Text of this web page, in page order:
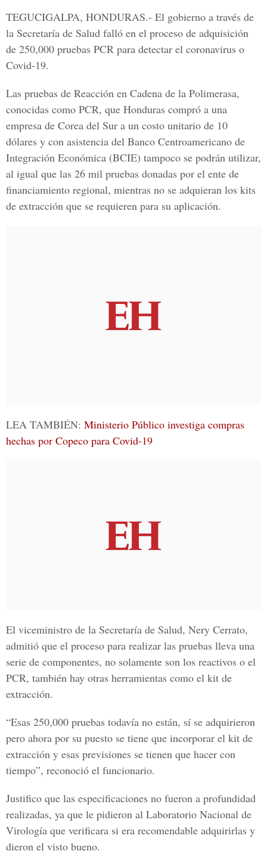
TEGUCIGALPA, HONDURAS.- El gobierno a través de
la Secretaría de Salud falló en el proceso de adquisición
de 250,000 pruebas PCR para detectar el coronavirus o
Covid-19.
Las pruebas de Reacción en Cadena de la Polimerasa,
conocidas como PCR, que Honduras compró a una
empresa de Corea del Sur a un costo unitario de 10
dólares y con asistencia del Banco Centroamericano de
Integración Económica (BCIE) tampoco se podrán utilizar,
al igual que las 26 mil pruebas donadas por el ente de
financiamiento regional, mientras no se adquieran los kits
de extracción que se requieren para su aplicación.
LEA TAMBIÉN: Ministerio Público investiga compras
hechas por Copeco para Covid-19
El viceministro de la Secretaría de Salud, Nery Cerrato,
admitió que el proceso para realizar las pruebas lleva una
serie de componentes, no solamente son los reactivos o el
PCR, también hay otras herramientas como el kit de
extracción.
“Esas 250,000 pruebas todavía no están, sí se adquirieron
pero ahora por su puesto se tiene que incorporar el kit de
extracción y esas previsiones se tienen que hacer con
tiempo”, reconoció el funcionario.
Justifico que las especificaciones no fueron a profundidad
realizadas, ya que le pidieron al Laboratorio Nacional de
Virología que verificara si era recomendable adquirirlas y
dieron el visto bueno.